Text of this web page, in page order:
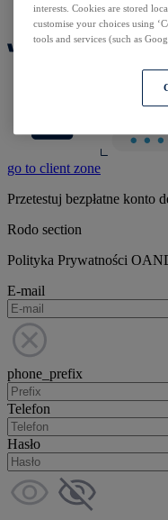
go to client zone
Przetestuj bezpłatne
Rodo section
Polityka Prywatności
E-mail
phone_prefix
Telefon
Hasło
interests. Cookies are stored
customise your choices using
tools and services (such as